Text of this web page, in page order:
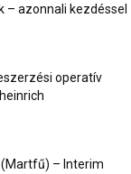
azonnali kezdéssel
operatív
– Interim